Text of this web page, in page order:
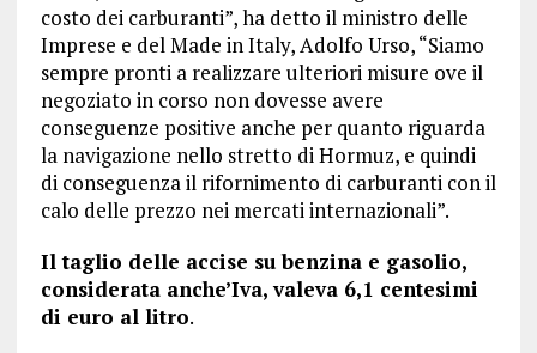
costo dei carburanti”, ha detto il ministro delle
Imprese e del Made in Italy, Adolfo Urso, “Siamo
sempre pronti a realizzare ulteriori misure ove il
negoziato in corso non dovesse avere
conseguenze positive anche per quanto riguarda
la navigazione nello stretto di Hormuz, e quindi
di conseguenza il rifornimento di carburanti con il
calo delle prezzo nei mercati internazionali”.
Il taglio delle accise su benzina e gasolio,
considerata anche’Iva, valeva 6,1 centesimi
di euro al litro.